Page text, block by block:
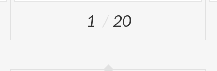
1 20